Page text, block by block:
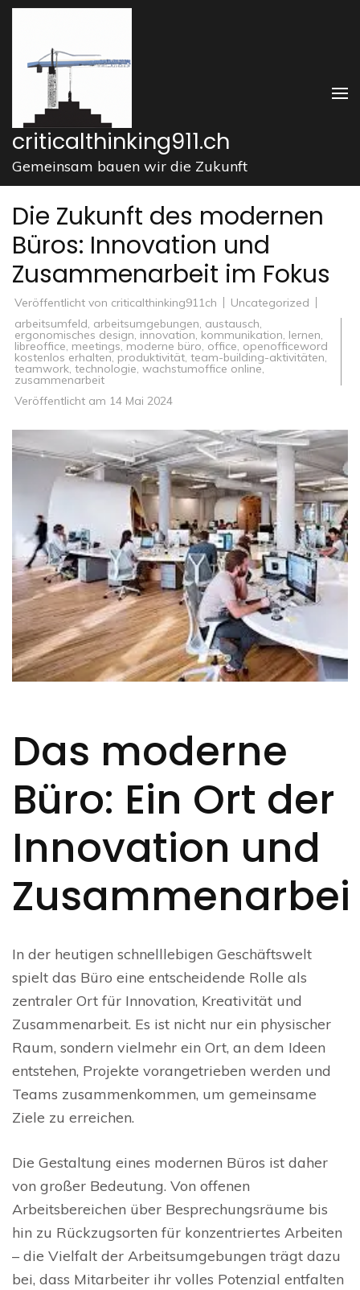
Zum
springen
drücken)
criticalthinking911.ch
Gemeinsam bauen wir die Zukunft
Die Zukunft des modernen
Büros: Innovation und
Zusammenarbeit im Fokus
Veröffentlicht von criticalthinking911ch
Uncategorized
arbeitsumfeld, arbeitsumgebungen, austausch,
ergonomisches design, innovation, kommunikation, lernen,
libreoffice, meetings,moderne büro, office, openofficeword
kostenlos erhalten, produktivität, team-building-aktivitäten,
teamwork, technologie, wachstumoffice online,
zusammenarbeit
Veröffentlicht am 14 Mai 2024
Das moderne
Büro: Ein Ort der
Innovation und
In der heutigen schnelllebigen Geschäftswelt
spielt das Büro eine entscheidende Rolle als
zentraler Ort für Innovation, Kreativität und
Zusammenarbeit. Es ist nicht nur ein physischer
Raum, sondern vielmehr ein Ort, an dem Ideen
entstehen, Projekte vorangetrieben werden und
Teams zusammenkommen, um gemeinsame
Ziele zu erreichen.
Die Gestaltung eines modernen Büros ist daher
von großer Bedeutung. Von offenen
Arbeitsbereichen über Besprechungsräume bis
hin zu Rückzugsorten für konzentriertes Arbeiten
– die Vielfalt der Arbeitsumgebungen trägt dazu
bei, dass Mitarbeiter ihr volles Potenzial entfalten